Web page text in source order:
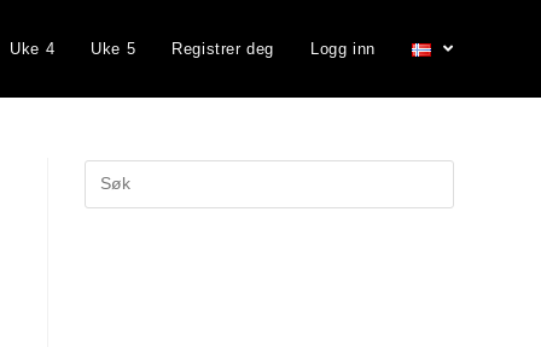
Uke 4 Uke 5 Registrer deg Logg inn